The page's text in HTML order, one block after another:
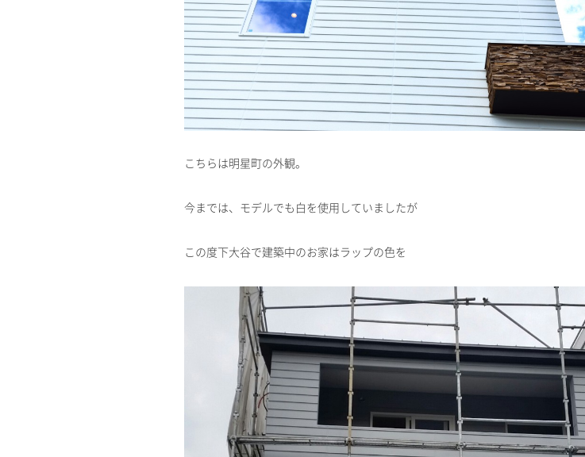
こちらは明星町の外観。
今までは、モデルでも白を使用していましたが
この度下大谷で建築中のお家はラップの色を